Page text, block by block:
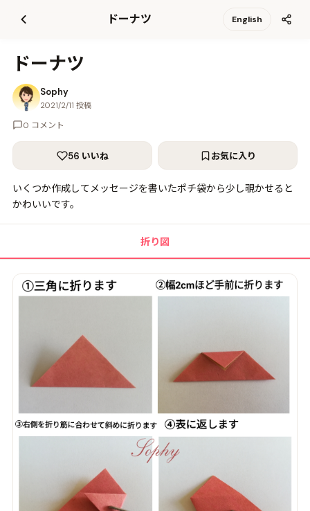
ドーナツ English
ドーナツ
Sophy
2021/2/11 投稿
0 コメント
56 いいね お気に入り
いくつか作成してメッセージを書いたポチ袋から少し覗かせると
かわいいです。
折り図